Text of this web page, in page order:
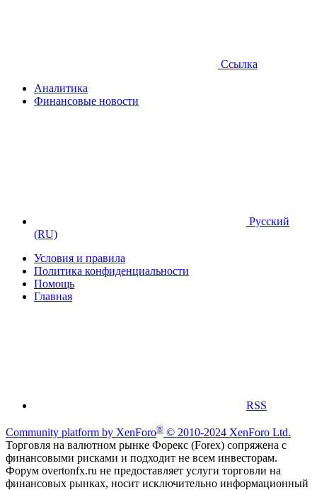
Ссылка
Аналитика
Финансовые новости
Русский
(RU)
Условия и правила
Политика конфиденциальности
Помощь
Главная
RSS
Community platform by XenForo® © 2010-2024 XenForo Ltd.
Торговля на валютном рынке Форекс (Forex) сопряжена с
финансовыми рисками и подходит не всем инвесторам.
Форум overtonfx.ru не предоставляет услуги торговли на
финансовых рынках, носит исключительно информационный